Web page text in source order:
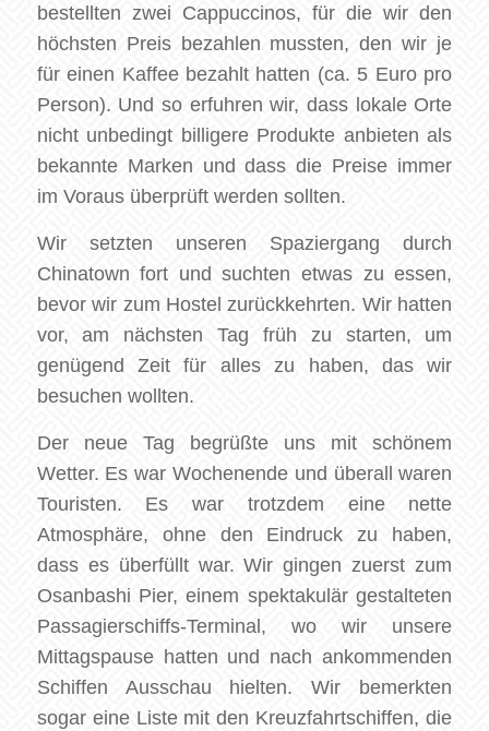
bestellten zwei Cappuccinos, für die wir den
höchsten Preis bezahlen mussten, den wir je
für einen Kaffee bezahlt hatten (ca. 5 Euro pro
Person). Und so erfuhren wir, dass lokale Orte
nicht unbedingt billigere Produkte anbieten als
bekannte Marken und dass die Preise immer
im Voraus überprüft werden sollten.
Wir setzten unseren Spaziergang durch
Chinatown fort und suchten etwas zu essen,
bevor wir zum Hostel zurückkehrten. Wir hatten
vor, am nächsten Tag früh zu starten, um
genügend Zeit für alles zu haben, das wir
besuchen wollten.
Der neue Tag begrüßte uns mit schönem
Wetter. Es war Wochenende und überall waren
Touristen. Es war trotzdem eine nette
Atmosphäre, ohne den Eindruck zu haben,
dass es überfüllt war. Wir gingen zuerst zum
Osanbashi Pier, einem spektakulär gestalteten
Passagierschiffs-Terminal, wo wir unsere
Mittagspause hatten und nach ankommenden
Schiffen Ausschau hielten. Wir bemerkten
sogar eine Liste mit den Kreuzfahrtschiffen, die